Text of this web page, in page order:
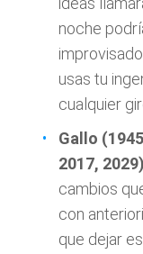
noche
usas tu
cualquier
Gallo
2017,
cambios
con
que dejar